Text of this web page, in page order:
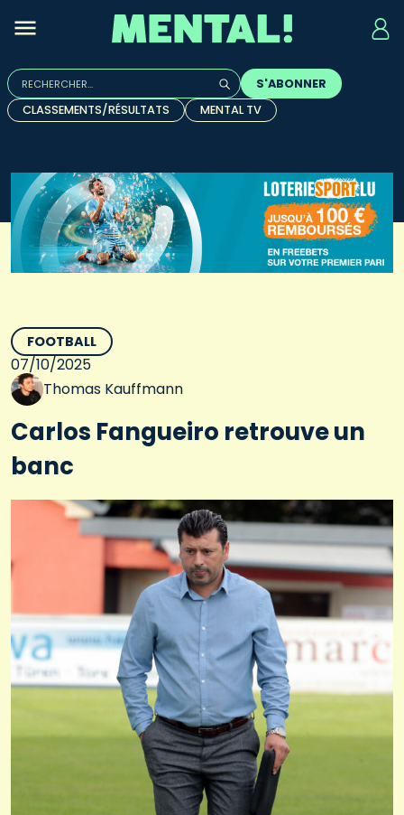
Rechercher :
Quand les résultats de l'auto-complétion sont
S'ABONNER
CLASSEMENTS/RÉSULTATS
MENTAL TV
FOOTBALL
07/10/2025
Thomas Kauffmann
Carlos Fangueiro retrouve un
banc